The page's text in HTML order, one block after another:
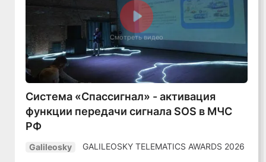
Смотреть видео
Система «Спассигнал» - активация
функции передачи сигнала SOS в МЧС
РФ
Galileosky GALILEOSKY TELEMATICS AWARDS 2026